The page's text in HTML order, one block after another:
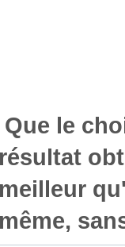
Que le
résultat
meilleur
même,